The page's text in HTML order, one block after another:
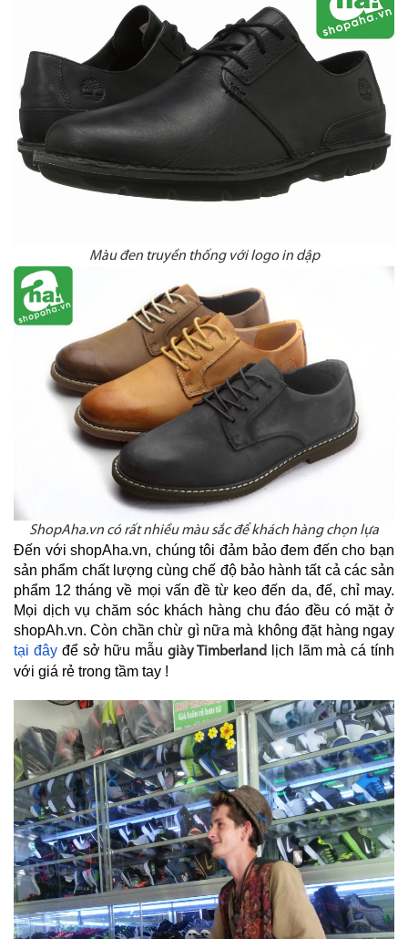
Màu đen truyền thống với logo in dập
ShopAha.vn có rất nhiều màu sắc để khách hàng chọn lựa
Đến với shopAha.vn, chúng tôi đảm bảo đem đến cho bạn
sản phẩm chất lượng cùng chế độ bảo hành tất cả các sản
phẩm 12 tháng về mọi vấn đề từ keo đến da, đế, chỉ may.
Mọi dịch vụ chăm sóc khách hàng chu đáo đều có mặt ở
shopAh.vn. Còn chần chừ gì nữa mà không đặt hàng ngay
tại đâyđể sở hữu mẫugiày Timberland lịch lãm mà cá tính
với giá rẻ trong tầm tay !